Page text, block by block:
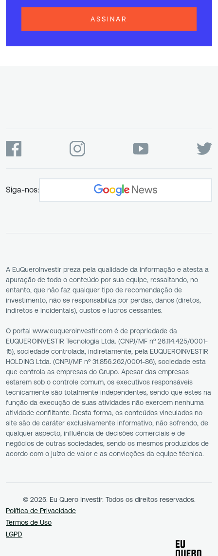
ASSINAR
Siga-nos:
A EuQueroInvestir preza pela qualidade da informação e atesta a
apuração de todo o conteúdo por sua equipe, ressaltando, no
entanto, que não faz qualquer tipo de recomendação de
investimento, não se responsabiliza por perdas, danos (diretos,
indiretos e incidentais), custos e lucros cessantes.
O portal www.euqueroinvestir.com é de propriedade da
EUQUEROINVESTIR Tecnologia Ltda. (CNPJ/MF nº 26.114.425/0001-
15), sociedade controlada, indiretamente, pela EUQUEROINVESTIR
HOLDING Ltda. (CNPJ/MF nº 31.856.262/0001-86), sociedade esta
que controla as empresas do Grupo. Apesar das empresas
estarem sob o controle comum, os executivos responsáveis
tecnicamente são totalmente independentes, sendo que estes na
função da execução de suas atividades não exercem nenhuma
atividade conflitante. Desta forma, os conteúdos vinculados no
site são de caráter exclusivamente informativo, não sofrendo, de
qualquer aspecto, influência de decisões comerciais e de
negócios de outras sociedades, sendo os mesmos produzidos de
acordo com o juízo de valor e as convicções da equipe técnica.
© 2025. Eu Quero Investir. Todos os direitos reservados.
Política de Privacidade
Termos de Uso
LGPD